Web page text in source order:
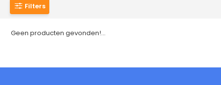
Filters
Geen producten gevonden!...